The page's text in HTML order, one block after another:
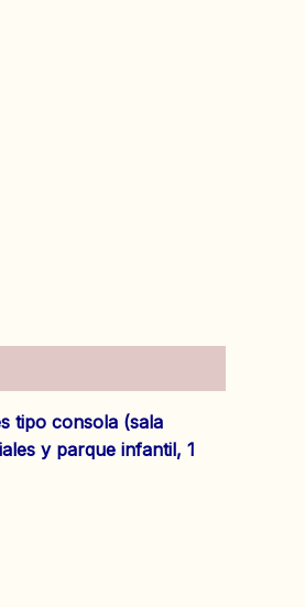
tipo consola (sala
y parque infantil, 1